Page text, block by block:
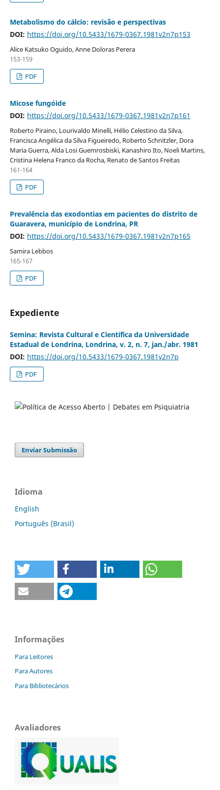
Metabolismo do cálcio: revisão e perspectivas
DOI: https://doi.org/10.5433/1679-0367.1981v2n7p153
Alice Katsuko Oguido, Anne Doloras Perera
153-159
PDF
Micose fungóide
DOI: https://doi.org/10.5433/1679-0367.1981v2n7p161
Roberto Piraino, Lourivaldo Minelli, Hélio Celestino da Silva,
Francisca Angélica da Silva Figueiredo, Roberto Schnitzler, Dora
Maria Guerra, Alda Losi Guemrosbiski, Kanashiro Ito, Noeli Martins,
Cristina Helena Franco da Rocha, Renato de Santos Freitas
161-164
PDF
Prevalência das exodontias em pacientes do distrito de
Guaravera, município de Londrina, PR
DOI: https://doi.org/10.5433/1679-0367.1981v2n7p165
Samira Lebbos
165-167
PDF
Expediente
Semina: Revista Cultural e Científica da Universidade
Estadual de Londrina, Londrina, v. 2, n. 7, jan./abr. 1981
DOI: https://doi.org/10.5433/1679-0367.1981v2n7p
PDF
Enviar Submissão
Idioma
English
Português (Brasil)
Informações
Para Leitores
Para Autores
Para Bibliotecários
Avaliadores